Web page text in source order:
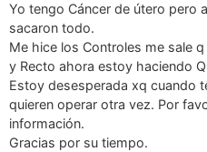
Yo tengo Cáncer de útero pero
sacaron todo.
Me hice los Controles me sale
y Recto ahora estoy haciendo
Estoy desesperada xq cuando
quieren operar otra vez. Por
información.
Gracias por su tiempo.